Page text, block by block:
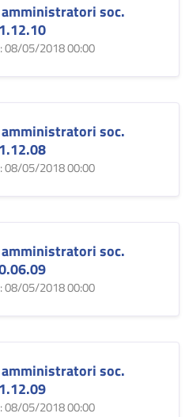
soc.
08/05/2018 00:00
soc.
08/05/2018 00:00
soc.
08/05/2018 00:00
soc.
08/05/2018 00:00